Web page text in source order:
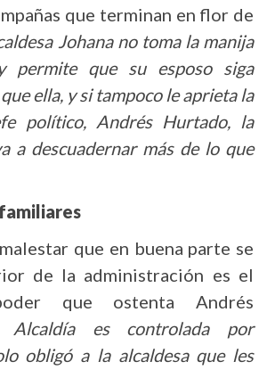
que terminan en flor de
Johana no toma la manija
permite que su esposo siga
ella, y si tampoco le aprieta la
político, Andrés Hurtado, la
a descuadernar más de lo que
que en buena parte se
de la administración es el
que ostenta Andrés
Alcaldía es controlada por
obligó a la alcaldesa que les